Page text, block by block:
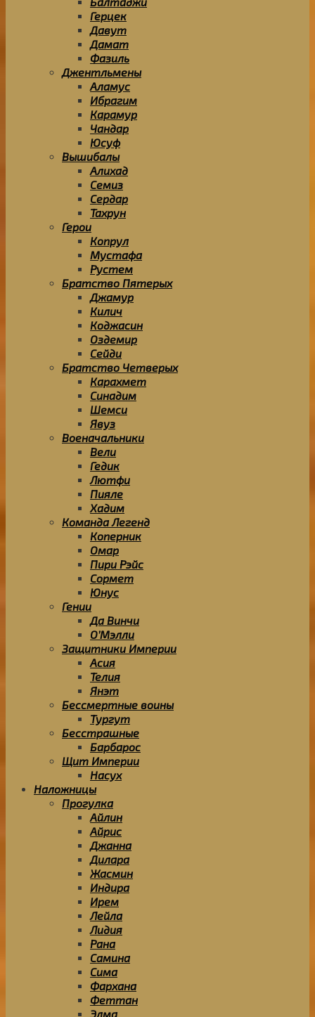
Герцек
Давут
Дамат
Фазиль
Джентльмены
Аламус
Ибрагим
Карамур
Чандар
Юсуф
Вышибалы
Алихад
Семиз
Сердар
Тахрун
Герои
Копрул
Мустафа
Рустем
Братство Пятерых
Джамур
Килич
Коджасин
Оздемир
Сейди
Братство Четверых
Карахмет
Синадим
Шемси
Явуз
Военачальники
Вели
Гедик
Лютфи
Пияле
Хадим
Команда Легенд
Коперник
Омар
Пири Рэйс
Сормет
Юнус
Гении
Да Винчи
О’Мэлли
Защитники Империи
Асия
Телия
Янэт
Бессмертные воины
Тургут
Бесстрашные
Барбарос
Щит Империи
Насух
Наложницы
Прогулка
Айлин
Айрис
Джанна
Дилара
Жасмин
Индира
Ирем
Лейла
Лидия
Рана
Самина
Сима
Фархана
Феттан
Элма